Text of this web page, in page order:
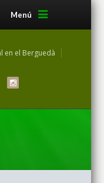
Menú
en el Berguedà